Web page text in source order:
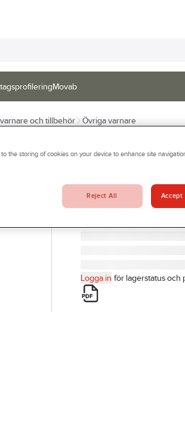
Movab
och tillbehör Övriga varnare
HOUSEGARD
Gasvarnare
GASVARNARE 12V +
Artikelnr: 81397087
Logga in för lagerstatus och
the storing of cookies on your device to enhance site
Reject All Accept